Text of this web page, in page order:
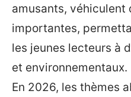
amusants, véhiculent
importantes,
les jeunes lecteurs à
et environnementaux.
En 2026, les thèmes